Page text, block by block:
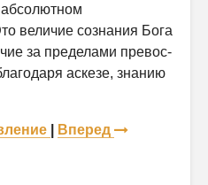
величие сознания Бога
за пределами превос­
аскезе, знанию
Вперед